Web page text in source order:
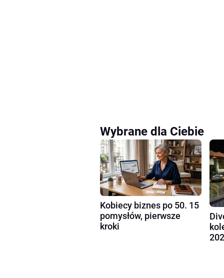
Wybrane dla Ciebie
Kobiecy biznes po 50. 15
pomysłów, pierwsze
kroki